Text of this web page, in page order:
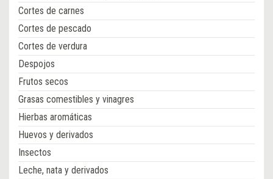
Cortes de carnes
Cortes de pescado
Cortes de verdura
Despojos
Frutos secos
Grasas comestibles y vinagres
Hierbas aromáticas
Huevos y derivados
Insectos
Leche, nata y derivados